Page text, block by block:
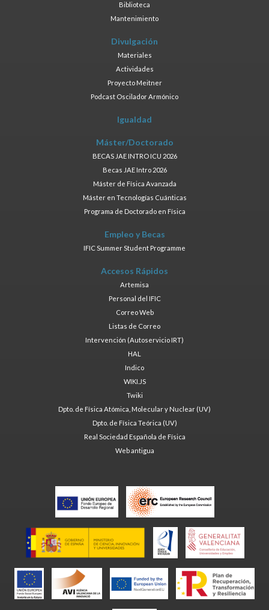
Biblioteca
Mantenimiento
Divulgación
Materiales
Actividades
Proyecto Meitner
Podcast Oscilador Armónico
Igualdad
Máster/Doctorado
BECAS JAE INTRO ICU 2026
Becas JAE Intro 2026
Máster de Física Avanzada
Máster en Tecnologías Cuánticas
Programa de Doctorado en Física
Empleo y Becas
IFIC Summer Student Programme
Accesos Rápidos
Artemisa
Personal del IFIC
Correo Web
Listas de Correo
Intervención (Autoservicio IRT)
HAL
Indico
WIKI.JS
Twiki
Dpto. de Física Atómica, Molecular y Nuclear (UV)
Dpto. de Física Teórica (UV)
Real Sociedad Española de Física
Web antigua